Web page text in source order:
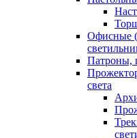
Офисные
Патроны,
света